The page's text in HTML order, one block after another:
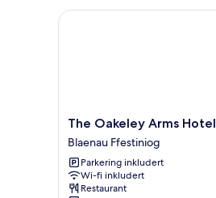
The
Oakeley
Arms
Hotel
Blaenau
Ffestiniog
The Oakeley Arms Hotel
Blaenau Ffestiniog
Parkering inkludert
Wi-fi inkludert
Restaurant
The Oakeley Arms Hotel